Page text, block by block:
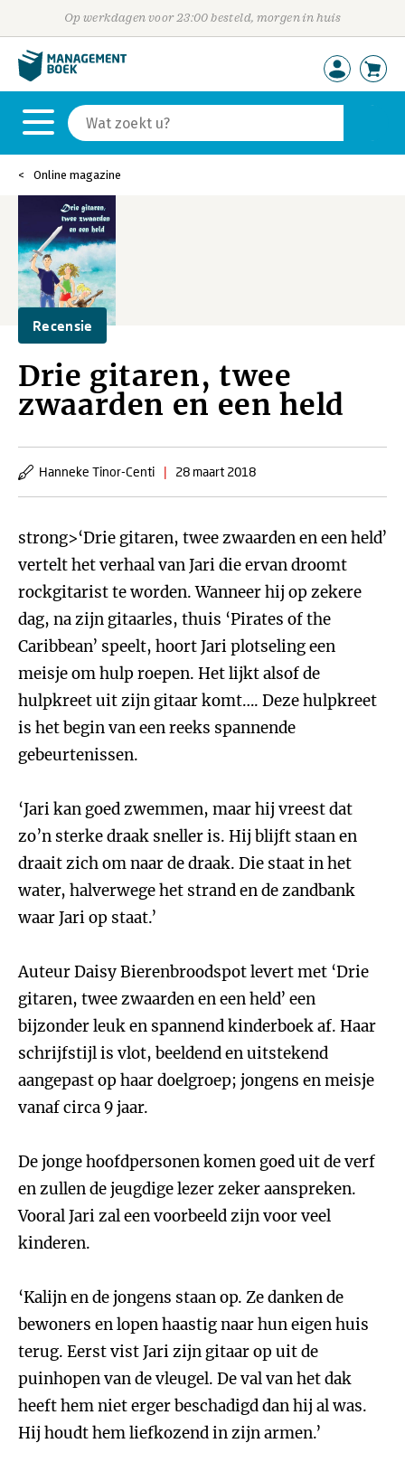
Op werkdagen voor 23:00 besteld, morgen in huis
Online magazine
Recensie
Drie gitaren, twee
zwaarden en een held
Hanneke Tinor-Centi | 28 maart 2018
strong>‘Drie gitaren, twee zwaarden en een held’
vertelt het verhaal van Jari die ervan droomt
rockgitarist te worden. Wanneer hij op zekere
dag, na zijn gitaarles, thuis ‘Pirates of the
Caribbean’ speelt, hoort Jari plotseling een
meisje om hulp roepen. Het lijkt alsof de
hulpkreet uit zijn gitaar komt…. Deze hulpkreet
is het begin van een reeks spannende
gebeurtenissen.
‘Jari kan goed zwemmen, maar hij vreest dat
zo’n sterke draak sneller is. Hij blijft staan en
draait zich om naar de draak. Die staat in het
water, halverwege het strand en de zandbank
waar Jari op staat.’
Auteur Daisy Bierenbroodspot levert met ‘Drie
gitaren, twee zwaarden en een held’ een
bijzonder leuk en spannend kinderboek af. Haar
schrijfstijl is vlot, beeldend en uitstekend
aangepast op haar doelgroep; jongens en meisje
vanaf circa 9 jaar.
De jonge hoofdpersonen komen goed uit de verf
en zullen de jeugdige lezer zeker aanspreken.
Vooral Jari zal een voorbeeld zijn voor veel
kinderen.
‘Kalijn en de jongens staan op. Ze danken de
bewoners en lopen haastig naar hun eigen huis
terug. Eerst vist Jari zijn gitaar op uit de
puinhopen van de vleugel. De val van het dak
heeft hem niet erger beschadigd dan hij al was.
Hij houdt hem liefkozend in zijn armen.’